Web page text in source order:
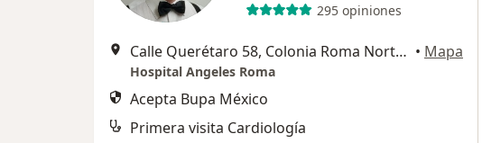
295 opiniones
Calle Querétaro 58, Colonia Roma Norte, Cuauhtémoc., Ciudad de México • Mapa
Hospital Angeles Roma
Acepta Bupa México
Primera visita Cardiología